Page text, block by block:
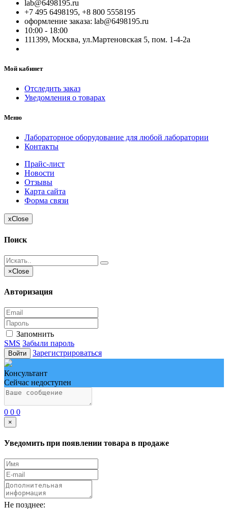
lab@6498195.ru
+7 495 6498195, +8 800 5558195
оформление заказа: lab@6498195.ru
10:00 - 18:00
111399, Москва, ул.Мартеновская 5, пом. 1-4-2а
Мой кабинет
Отследить заказ
Уведомления о товарах
Меню
Лабораторное оборудование для любой лаборатории
Контакты
Прайс-лист
Новости
Отзывы
Карта сайта
Форма связи
xClose
Поиск
×Close
Авторизация
Запомнить
SMS Забыли пароль
Войти Зарегистрироваться
Консультант
Сейчас недоступен
0 0 0
×
Уведомить при появлении товара в продаже
Не позднее: